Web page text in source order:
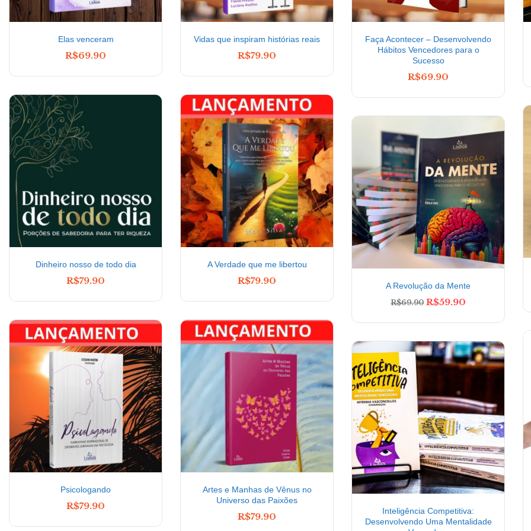
Elas venceram
R$69.90
Dinheiro nosso de todo dia
R$79.90
Psicologando
R$79.90
Vidas que inspiram histórias reais
R$79.90
A Verdade que me libertou
R$79.90
Artes e Manhas de Vênus no
Universo das Paixões
R$79.90
Faça Acontecer – Desenvolvendo
Hábitos Vencedores para o
Sucesso
R$69.90
A Revolução da Mente
R$69.90 R$59.90
Inteligência Competitiva:
Desenvolvendo Uma Mentalidade